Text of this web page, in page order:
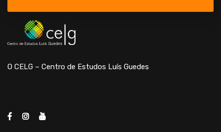
O CELG – Centro de Estudos Luís Guedes